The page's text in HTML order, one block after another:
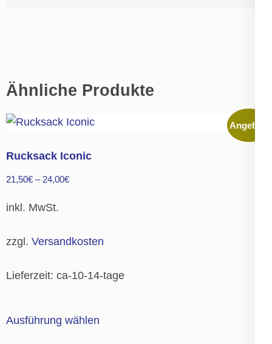
Ähnliche Produkte
Angebot!
Rucksack Iconic
21,50€ – 24,00€
inkl. MwSt.
zzgl. Versandkosten
Lieferzeit: ca-10-14-tage
Ausführung wählen